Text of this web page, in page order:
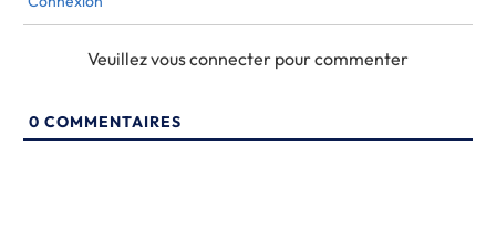
Veuillez vous connecter pour commenter
0 COMMENTAIRES